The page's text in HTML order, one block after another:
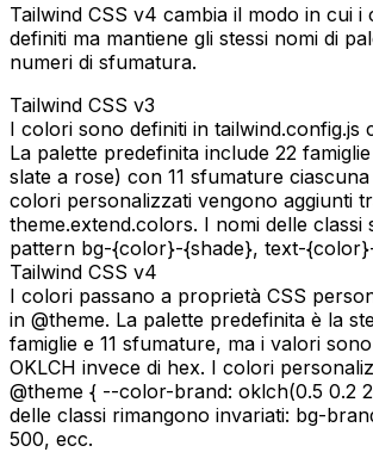
Tailwind CSS v4 cambia il modo in cui i
definiti ma mantiene gli stessi nomi di
numeri di sfumatura.
Tailwind CSS v3
I colori sono definiti in tailwind.config.js
La palette predefinita include 22
slate a rose) con 11 sfumature
colori personalizzati vengono aggiunti
theme.extend.colors. I nomi delle classi
pattern bg-{color}-{shade}, text-
Tailwind CSS v4
I colori passano a proprietà CSS
in @theme. La palette predefinita è la
famiglie e 11 sfumature, ma i valori
OKLCH invece di hex. I colori
@theme { --color-brand: oklch(0.5 0.2
delle classi rimangono invariati: bg-
500, ecc.